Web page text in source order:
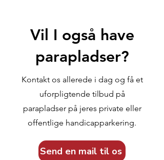
Vil I også have
parapladser?
Kontakt os allerede i dag og få et
uforpligtende tilbud på
parapladser på jeres private eller
offentlige handicapparkering.
Send en mail til os